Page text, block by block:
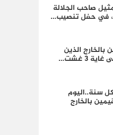
صاحب الجلالة
في حفل تنصيب…
بالخارج الذين
3 غشت…
سنة..اليوم
بالخارج